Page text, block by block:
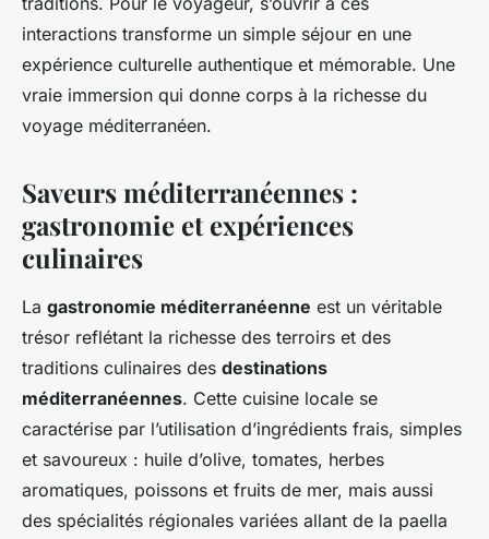
interactions transforme un simple séjour en une
expérience culturelle authentique et mémorable. Une
vraie immersion qui donne corps à la richesse du
voyage méditerranéen.
Saveurs méditerranéennes :
gastronomie et expériences
culinaires
La gastronomie méditerranéenne est un véritable
trésor reflétant la richesse des terroirs et des
traditions culinaires des destinations
méditerranéennes. Cette cuisine locale se
caractérise par l’utilisation d’ingrédients frais, simples
et savoureux : huile d’olive, tomates, herbes
aromatiques, poissons et fruits de mer, mais aussi
des spécialités régionales variées allant de la paella